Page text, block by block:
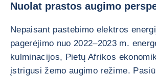
Nuolat prastos augimo
Nepaisant pastebimo elektros
pagerėjimo nuo 2022–2023 m.
kulminacijos, Pietų Afrikos
įstrigusi žemo augimo režime.